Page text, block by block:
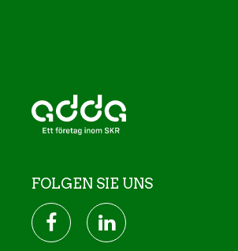
FOLGEN SIE UNS